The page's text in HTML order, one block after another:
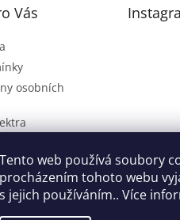
Tento web používá soubory
procházením tohoto webu
s jejich používáním.. Více
Vás
osobních
zboží